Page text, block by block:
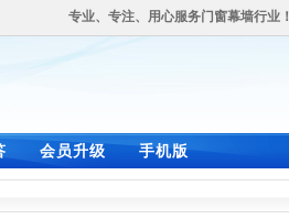
专业、专注、用心服务门窗幕墙行业！
会员升级 手机版